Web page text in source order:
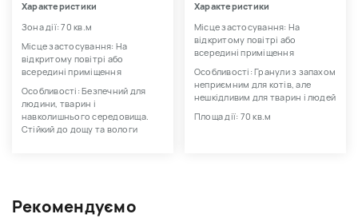
Рекомендуємо
Характеристики
Зона дії: 70 кв.м
Місце застосування: На
відкритому повітрі або
всередині приміщення
Особливості: Безпечний для
людини, тварин і
навколишнього середовища.
Стійкий до дощу та вологи
Характеристики
Місце застосування: На
відкритому повітрі або
всередині приміщення
Особливості: Гранули з запахом
неприємним для котів, але
нешкідливим для тварин і людей
Площа дії: 70 кв.м